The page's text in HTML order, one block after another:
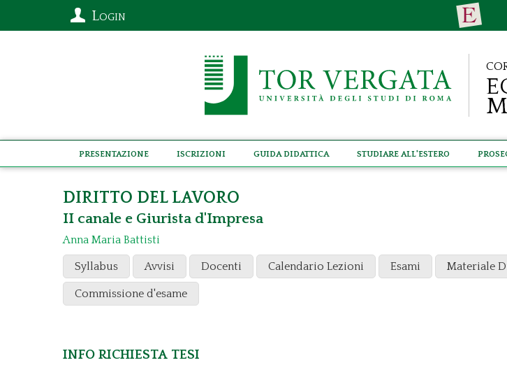
Login
Presentazione Iscrizioni Guida didattica Studiare all'estero
DIRITTO DEL LAVORO
II canale e Giurista d'Impresa
Anna Maria Battisti
Syllabus Avvisi Docenti Calendario Lezioni Esami Materiale
Commissione d'esame
Info richiesta tesi